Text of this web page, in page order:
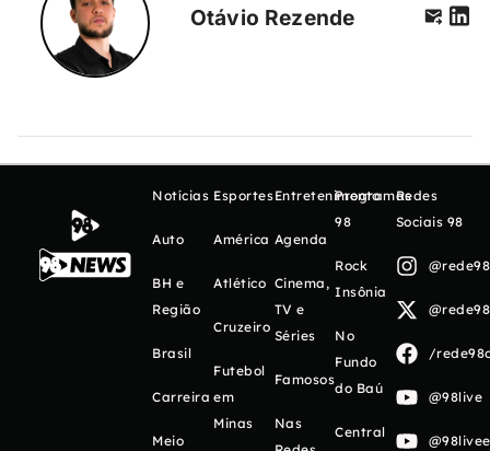
Otávio Rezende
Notícias
Auto
BH e
Região
Brasil
Carreira
Meio
Esportes
América
Atlético
Cruzeiro
Futebol
em
Minas
Entretenimento
Agenda
Cinema,
TV e
Séries
Famosos
Nas
Programas
98
Rock
Insônia
No
Fundo
do Baú
Central
Redes
Sociais 98
/
@98live